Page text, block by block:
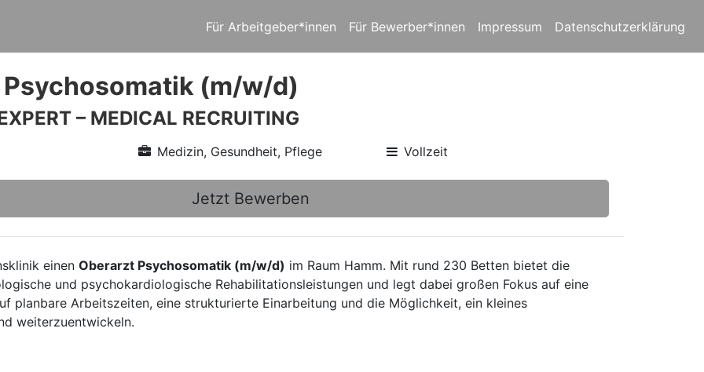
Für Arbeitgeber*innen Für Bewerber*innen Impressum Datenschutzerklärung
(m/w/d)
– MEDICAL RECRUITING
Medizin, Gesundheit, Pflege Vollzeit
Jetzt Bewerben
einen Oberarzt Psychosomatik (m/w/d) im Raum Hamm. Mit rund 230 Betten bietet die
und psychokardiologische Rehabilitationsleistungen und legt dabei großen Fokus auf eine
planbare Arbeitszeiten, eine strukturierte Einarbeitung und die Möglichkeit, ein kleines
weiterzuentwickeln.